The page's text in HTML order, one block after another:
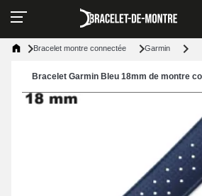
Bracelet montre connectée Garmin
Bracelet Garmin Bleu 18mm de montre